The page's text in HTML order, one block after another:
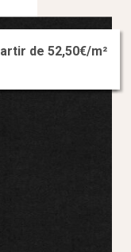
de 52,50€/m²